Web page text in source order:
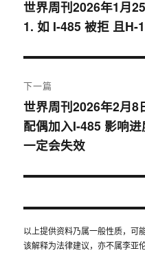
导
航
上
篇
世界周刊2026年1月
1. 如 I-485 被拒 且H-
下一篇
下
篇
文
世界周刊2026年2月8
配偶加入I-485 影响
一定会失效
以上提供资料乃属一般性质，可
该解释为法律建议，亦不属李亚